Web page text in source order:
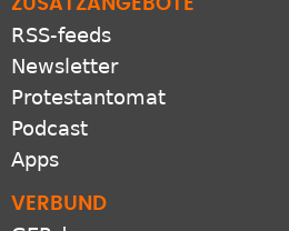
RSS-feeds
Newsletter
Protestantomat
Podcast
Apps
GEP.de